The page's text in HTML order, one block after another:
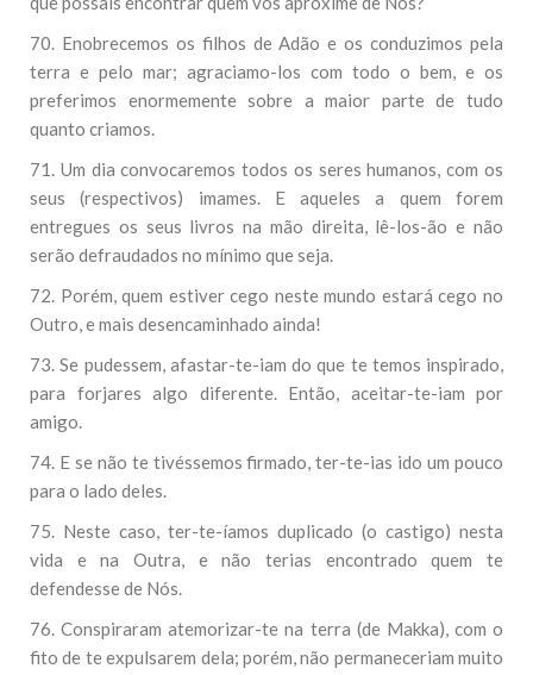
70. Enobrecemos os filhos de Adão e os conduzimos pela
terra e pelo mar; agraciamo-los com todo o bem, e os
preferimos enormemente sobre a maior parte de tudo
quanto criamos.
71. Um dia convocaremos todos os seres humanos, com os
seus (respectivos) imames. E aqueles a quem forem
entregues os seus livros na mão direita, lê-los-ão e não
serão defraudados no mínimo que seja.
72. Porém, quem estiver cego neste mundo estará cego no
Outro, e mais desencaminhado ainda!
73. Se pudessem, afastar-te-iam do que te temos inspirado,
para forjares algo diferente. Então, aceitar-te-iam por
amigo.
74. E se não te tivéssemos firmado, ter-te-ias ido um pouco
para o lado deles.
75. Neste caso, ter-te-íamos duplicado (o castigo) nesta
vida e na Outra, e não terias encontrado quem te
defendesse de Nós.
76. Conspiraram atemorizar-te na terra (de Makka), com o
fito de te expulsarem dela; porém, não permaneceriam muito